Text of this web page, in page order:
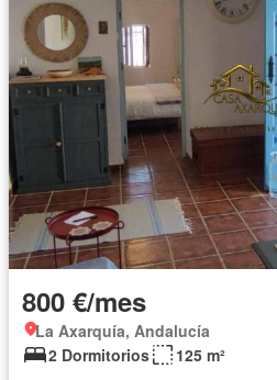
800 €/mes
La Axarquía, Andalucía
2 Dormitorios
125 m²